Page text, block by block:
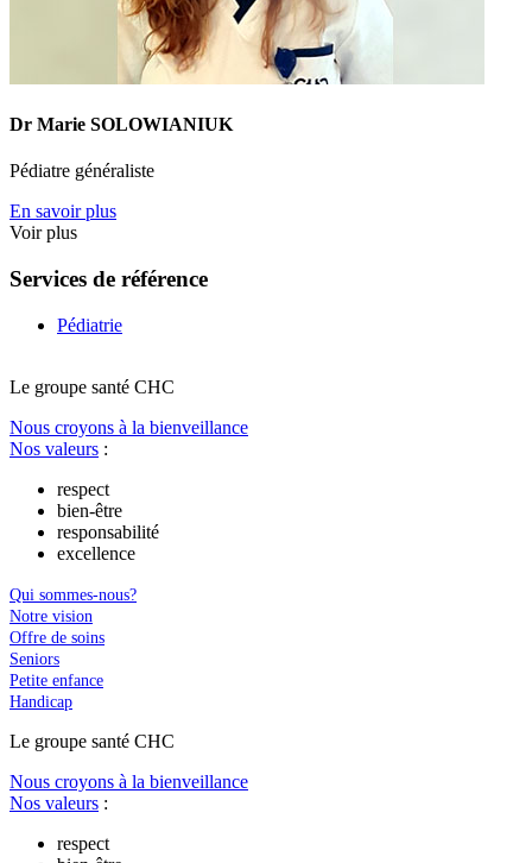
Dr Marie SOLOWIANIUK
Pédiatre généraliste
En savoir plus
Voir plus
Services de référence
Pédiatrie
Le groupe santé CHC
Nous croyons à la bienveillance
Nos valeurs :
respect
bien-être
responsabilité
excellence
Qui sommes-nous?
Notre vision
Offre de soins
Seniors
Petite enfance
Handicap
Le groupe santé CHC
Nous croyons à la bienveillance
Nos valeurs :
respect